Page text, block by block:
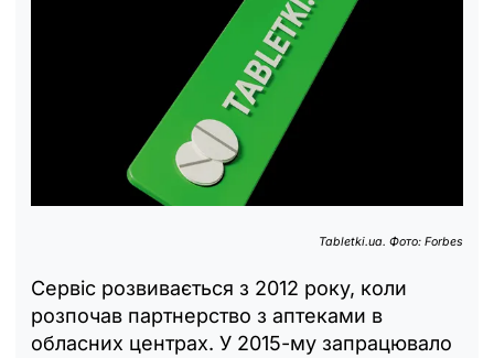
Tabletki.ua. Фото: Forbes
Сервіс розвивається з 2012 року, коли
розпочав партнерство з аптеками в
обласних центрах. У 2015-му запрацювало